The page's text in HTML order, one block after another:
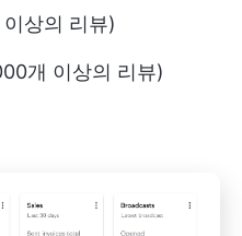
상의 리뷰)
개 이상의 리뷰)